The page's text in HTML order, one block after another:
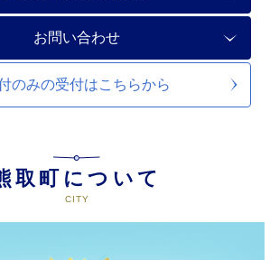
お問い合わせ
のみの受付はこちらから
取町について